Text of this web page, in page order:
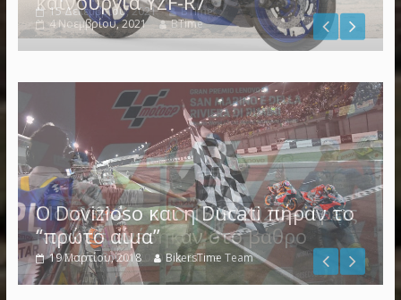
4 Νοεμβρίου, 2021 BTime
Ο Dovizioso και η Ducati πήραν το
“πρώτο αίμα”
19 Μαρτίου, 2018 BikersTime Team